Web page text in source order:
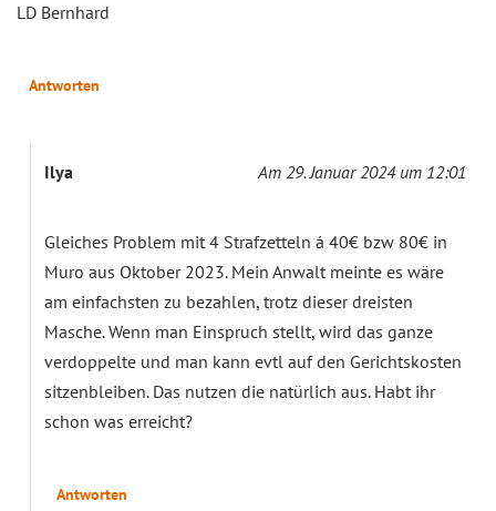
LD Bernhard
Antworten
Ilya Am 29. Januar 2024 um 12:01
Gleiches Problem mit 4 Strafzetteln á 40€ bzw 80€ in
Muro aus Oktober 2023. Mein Anwalt meinte es wäre
am einfachsten zu bezahlen, trotz dieser dreisten
Masche. Wenn man Einspruch stellt, wird das ganze
verdoppelte und man kann evtl auf den Gerichtskosten
sitzenbleiben. Das nutzen die natürlich aus. Habt ihr
schon was erreicht?
Antworten